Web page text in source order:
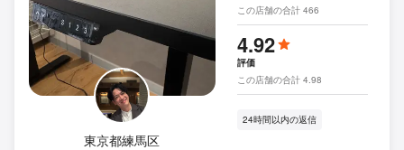
東京都練馬区
この店舗の合計 466
4.92
評価
この店舗の合計 4.98
24時間以内の返信